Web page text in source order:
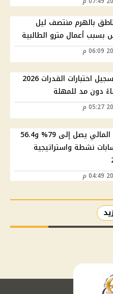
بالهرم منتصف ليل
التعليم العالي: تسجيل اختبارات القدرات 2026
المركزي: الشمول المالي يصل إلى 79% و56.4
نشطة واستراتيجية